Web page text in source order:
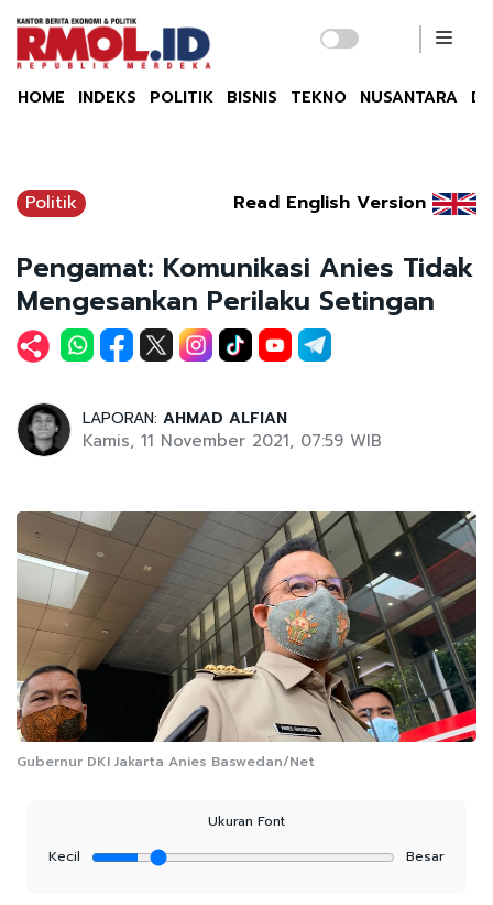
HOME INDEKS POLITIK BISNIS TEKNO NUSANTARA
Politik Read English Version
Pengamat: Komunikasi Anies Tidak
Mengesankan Perilaku Setingan
LAPORAN: AHMAD ALFIAN
Kamis, 11 November 2021, 07:59 WIB
Gubernur DKI Jakarta Anies Baswedan/Net
Ukuran Font
Kecil
Besar